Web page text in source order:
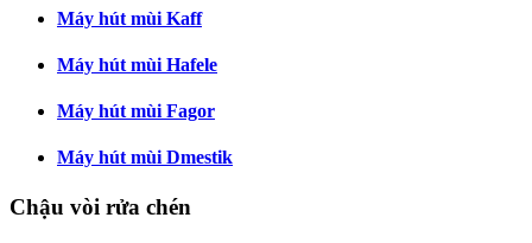
Máy hút mùi Kaff
Máy hút mùi Hafele
Máy hút mùi Fagor
Máy hút mùi Dmestik
Chậu vòi rửa chén